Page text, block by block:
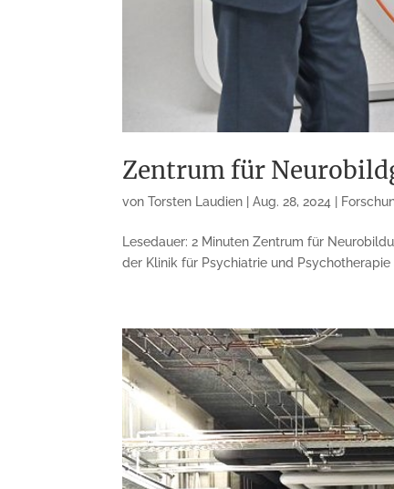
Zentrum für
vonTorsten Laudien |Aug. 28, 2024
Lesedauer: 2 Minuten Zentrum für
der Klinik für Psychiatrie und